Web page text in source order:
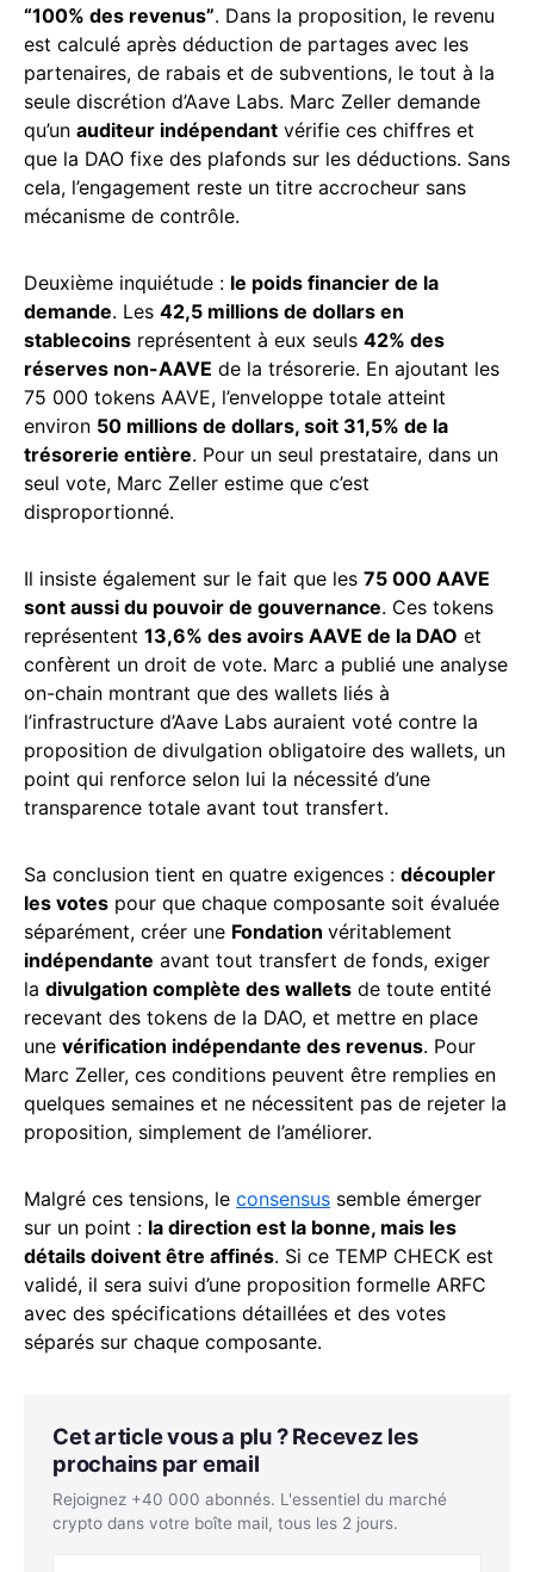
“100% des revenus”. Dans la proposition, le revenu
est calculé après déduction de partages avec les
partenaires, de rabais et de subventions, le tout à la
seule discrétion d’Aave Labs. Marc Zeller demande
qu’un auditeur indépendant vérifie ces chiffres et
que la DAO fixe des plafonds sur les déductions. Sans
cela, l’engagement reste un titre accrocheur sans
mécanisme de contrôle.
Deuxième inquiétude : le poids financier de la
demande. Les 42,5 millions de dollars en
stablecoins représentent à eux seuls 42% des
réserves non-AAVE de la trésorerie. En ajoutant les
75 000 tokens AAVE, l’enveloppe totale atteint
environ 50 millions de dollars, soit 31,5% de la
trésorerie entière. Pour un seul prestataire, dans un
seul vote, Marc Zeller estime que c’est
disproportionné.
Il insiste également sur le fait que les 75 000 AAVE
sont aussi du pouvoir de gouvernance. Ces tokens
représentent 13,6% des avoirs AAVE de la DAO et
confèrent un droit de vote. Marc a publié une analyse
on-chain montrant que des wallets liés à
l’infrastructure d’Aave Labs auraient voté contre la
proposition de divulgation obligatoire des wallets, un
point qui renforce selon lui la nécessité d’une
transparence totale avant tout transfert.
Sa conclusion tient en quatre exigences : découpler
les votes pour que chaque composante soit évaluée
séparément, créer une Fondation véritablement
indépendante avant tout transfert de fonds, exiger
la divulgation complète des wallets de toute entité
recevant des tokens de la DAO, et mettre en place
une vérification indépendante des revenus. Pour
Marc Zeller, ces conditions peuvent être remplies en
quelques semaines et ne nécessitent pas de rejeter la
proposition, simplement de l’améliorer.
Malgré ces tensions, le consensus semble émerger
sur un point : la direction est la bonne, mais les
détails doivent être affinés. Si ce TEMP CHECK est
validé, il sera suivi d’une proposition formelle ARFC
avec des spécifications détaillées et des votes
séparés sur chaque composante.
Cet article vous a plu ? Recevez les
prochains par email
Rejoignez +40 000 abonnés. L'essentiel du marché
crypto dans votre boîte mail, tous les 2 jours.